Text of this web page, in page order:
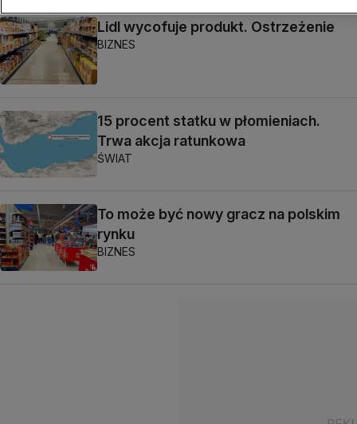
Lidl wycofuje produkt. Ostrzeżenie
BIZNES
15 procent statku w płomieniach.
Trwa akcja ratunkowa
ŚWIAT
To może być nowy gracz na polskim
rynku
BIZNES